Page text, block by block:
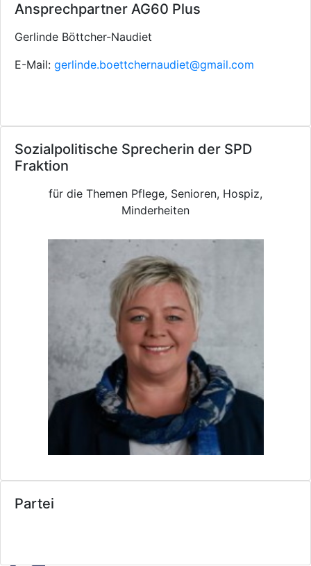
Ansprechpartner AG60 Plus
Gerlinde Böttcher-Naudiet
E-Mail: gerlinde.boettchernaudiet@gmail.com
Sozialpolitische Sprecherin der SPD
Fraktion
für die Themen Pflege, Senioren, Hospiz,
Minderheiten
Partei